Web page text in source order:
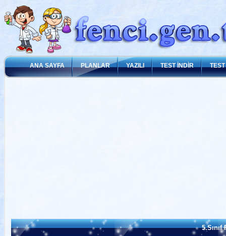
ANA SAYFA PLANLAR YAZILI TEST İNDİR
5.Sınıf